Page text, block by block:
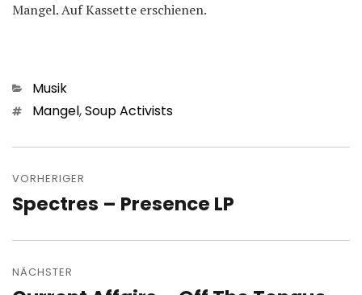
Mangel. Auf Kassette erschienen.
Kategorien
Musik
Schlagwörter
Mangel,Soup Activists
VORHERIGER
Vorheriger
Spectres – Presence LP
NÄCHSTER